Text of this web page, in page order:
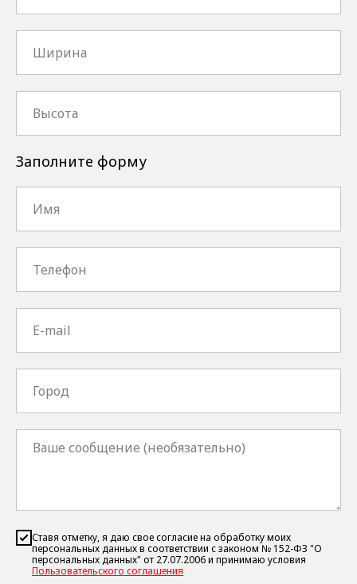
Заполните форму
Ставя отметку, я даю свое согласие на обработку моих
персональных данных в соответствии с законом № 152-ФЗ "О
персональных данных" от 27.07.2006 и принимаю условия
Пользовательского соглашения